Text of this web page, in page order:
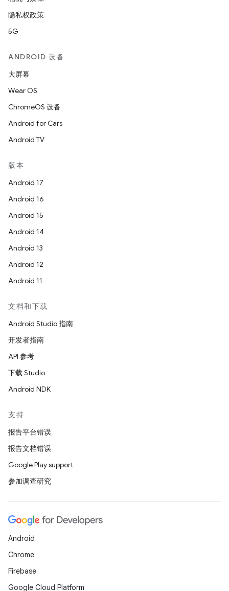
隐私权政策
5G
ANDROID 设备
大屏幕
Wear OS
ChromeOS 设备
Android for Cars
Android TV
版本
Android 17
Android 16
Android 15
Android 14
Android 13
Android 12
Android 11
文档和下载
Android Studio 指南
开发者指南
API 参考
下载 Studio
Android NDK
支持
报告平台错误
报告文档错误
Google Play support
参加调查研究
Android
Chrome
Firebase
Google Cloud Platform